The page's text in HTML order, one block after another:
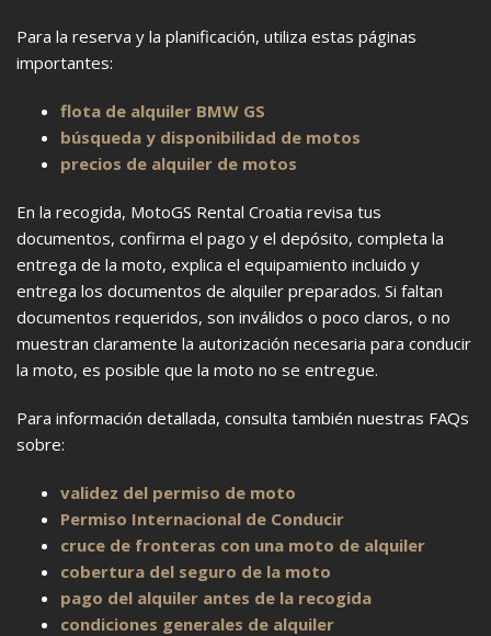
Para la reserva y la planificación, utiliza estas páginas
importantes:
flota de alquiler BMW GS
búsqueda y disponibilidad de motos
precios de alquiler de motos
En la recogida, MotoGS Rental Croatia revisa tus
documentos, confirma el pago y el depósito, completa la
entrega de la moto, explica el equipamiento incluido y
entrega los documentos de alquiler preparados. Si faltan
documentos requeridos, son inválidos o poco claros, o no
muestran claramente la autorización necesaria para conducir
la moto, es posible que la moto no se entregue.
Para información detallada, consulta también nuestras FAQs
sobre:
validez del permiso de moto
Permiso Internacional de Conducir
cruce de fronteras con una moto de alquiler
cobertura del seguro de la moto
pago del alquiler antes de la recogida
condiciones generales de alquiler